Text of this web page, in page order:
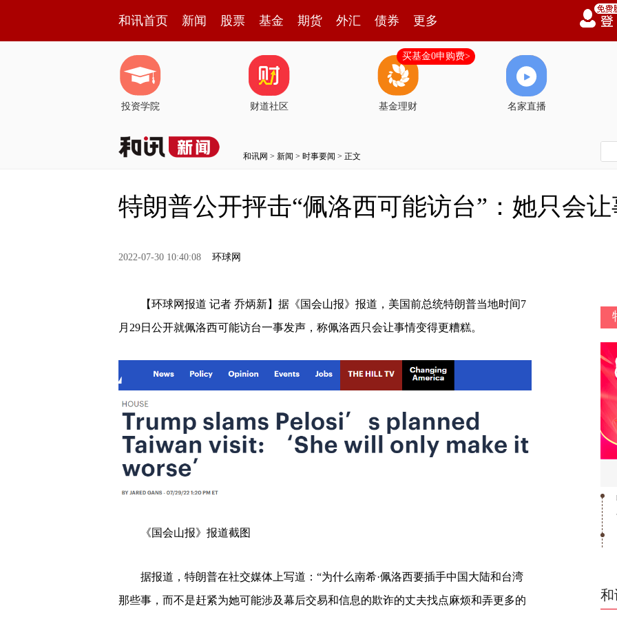
和讯首页 新闻 股票 基金 期货 外汇 债券 更多
投资学院 财道社区 基金理财
买基金0申购费>
名家直播
和讯网 > 新闻 > 时事要闻 > 正文
特朗普公开抨击“佩洛西可能访台”：她只会
2022-07-30 10:40:08 环球网
【环球网报道 记者 乔炳新】据《国会山报》报道，美国前总统特朗普当地时间7
月29日公开就佩洛西可能访台一事发声，称佩洛西只会让事情变得更糟糕。
《国会山报》报道截图
据报道，特朗普在社交媒体上写道：“为什么南希·佩洛西要插手中国大陆和台湾
那些事，而不是赶紧为她可能涉及幕后交易和信息的欺诈的丈夫找点麻烦和弄更多的
和